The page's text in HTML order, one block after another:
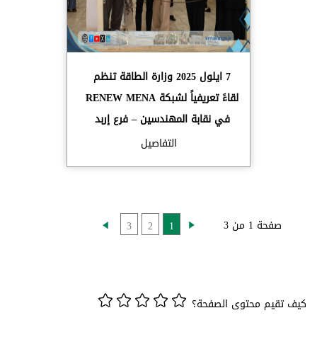
7 ايلول 2025 وزارة الطاقة تنظم
لقاءً تعريفياً لشبكة RENEW MENA
في نقابة المهندسين – فرع إربد
التفاصيل
صفحة 1 من 3 1
2
3
كيف تقيم محتوى الصفحة؟